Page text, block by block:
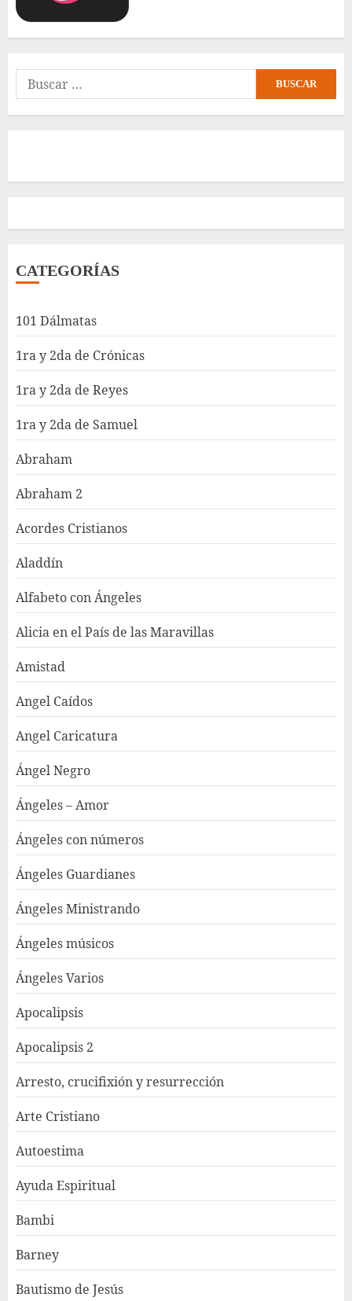
Buscar:
CATEGORÍAS
101 Dálmatas
1ra y 2da de Crónicas
1ra y 2da de Reyes
1ra y 2da de Samuel
Abraham
Abraham 2
Acordes Cristianos
Aladdín
Alfabeto con Ángeles
Alicia en el País de las Maravillas
Amistad
Angel Caídos
Angel Caricatura
Ángel Negro
Ángeles – Amor
Ángeles con números
Ángeles Guardianes
Ángeles Ministrando
Ángeles músicos
Ángeles Varios
Apocalipsis
Apocalipsis 2
Arresto, crucifixión y resurrección
Arte Cristiano
Autoestima
Ayuda Espiritual
Bambi
Barney
Bautismo de Jesús